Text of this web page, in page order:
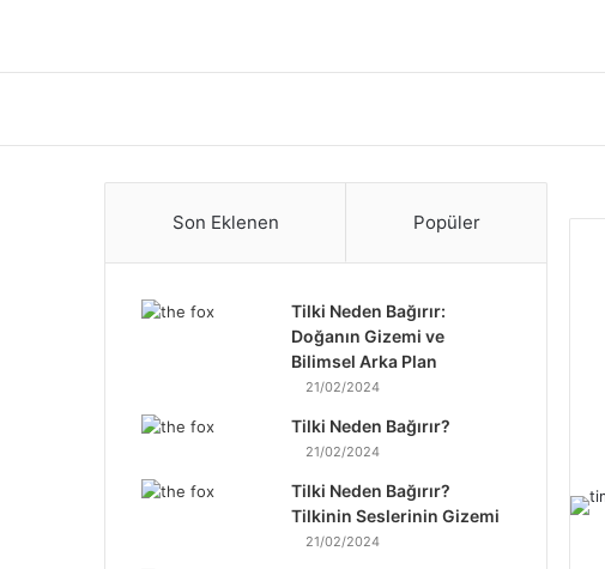
Son Eklenen Popüler
Tilki Neden Bağırır:
Doğanın Gizemi ve
Bilimsel Arka Plan
21/02/2024
Tilki Neden Bağırır?
21/02/2024
Tilki Neden Bağırır?
Tilkinin Seslerinin Gizemi
21/02/2024